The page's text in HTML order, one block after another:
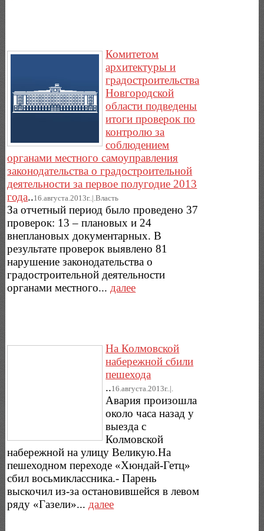
Комитетом
архитектуры и
градостроительства
Новгородской
области подведены
итоги проверок по
контролю за
соблюдением
органами местного самоуправления
законодательства о градостроительной
деятельности за первое полугодие 2013
года..16.августа.2013г..|.Власть
За отчетный период было проведено 37
проверок: 13 – плановых и 24
внеплановых документарных. В
результате проверок выявлено 81
нарушение законодательства о
градостроительной деятельности
органами местного... далее
На Колмовской
набережной сбили
пешехода
..16.августа.2013г..|.
Авария произошла
около часа назад у
выезда с
Колмовской
набережной на улицу Великую.На
пешеходном переходе «Хюндай-Гетц»
сбил восьмиклассника.- Парень
выскочил из-за остановившейся в левом
ряду «Газели»... далее